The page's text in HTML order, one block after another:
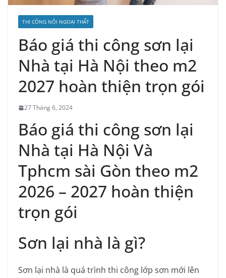
THI CÔNG NỘI NGOẠI THẤT
Báo giá thi công sơn lại
Nhà tại Hà Nội theo m2
2027 hoàn thiện trọn gói
27 Tháng 6, 2024
Báo giá thi công sơn lại
Nhà tại Hà Nội Và
Tphcm sài Gòn theo m2
2026 – 2027 hoàn thiện
trọn gói
Sơn lại nhà là gì?
Sơn lại nhà là quá trình thi công lớp sơn mới lên